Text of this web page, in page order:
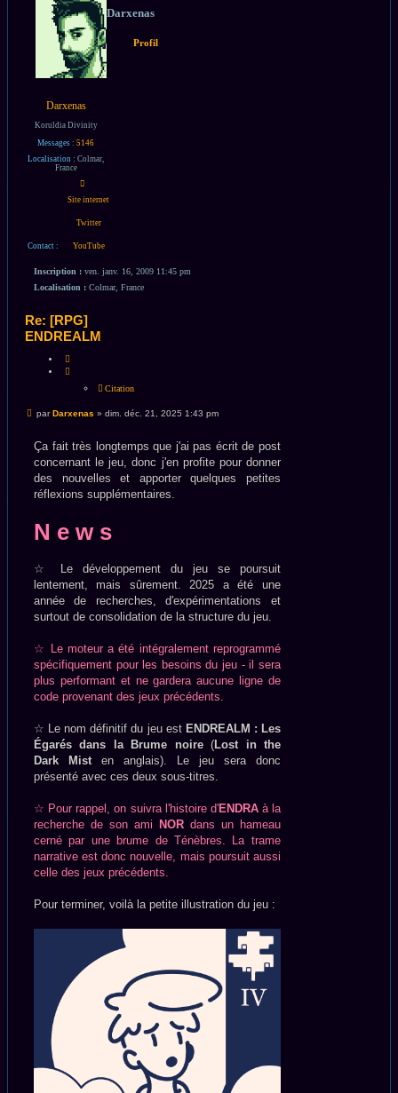
Darxenas
Koruldia Divinity
Messages : 5146
Localisation : Colmar,
France
Contact :
Site internet
Twitter
YouTube
Darxenas
Profil
Inscription : ven. janv. 16, 2009 11:45 pm
Localisation : Colmar, France
Re: [RPG]
ENDREALM
Citation
Message
parDarxenas » dim. déc. 21, 2025 1:43 pm
Ça fait très longtemps que j'ai pas écrit de post
concernant le jeu, donc j'en profite pour donner
des nouvelles et apporter quelques petites
réflexions supplémentaires.
N e w s
☆ Le développement du jeu se poursuit
lentement, mais sûrement. 2025 a été une
année de recherches, d'expérimentations et
surtout de consolidation de la structure du jeu.
☆ Le moteur a été intégralement reprogrammé
spécifiquement pour les besoins du jeu - il sera
plus performant et ne gardera aucune ligne de
code provenant des jeux précédents.
☆ Le nom définitif du jeu est ENDREALM : Les
Égarés dans la Brume noire(Lost in the
Dark Misten anglais). Le jeu sera donc
présenté avec ces deux sous-titres.
☆ Pour rappel, on suivra l'histoire d'ENDRAà la
recherche de son ami NORdans un hameau
cerné par une brume de Ténèbres. La trame
narrative est donc nouvelle, mais poursuit aussi
celle des jeux précédents.
Pour terminer, voilà la petite illustration du jeu :